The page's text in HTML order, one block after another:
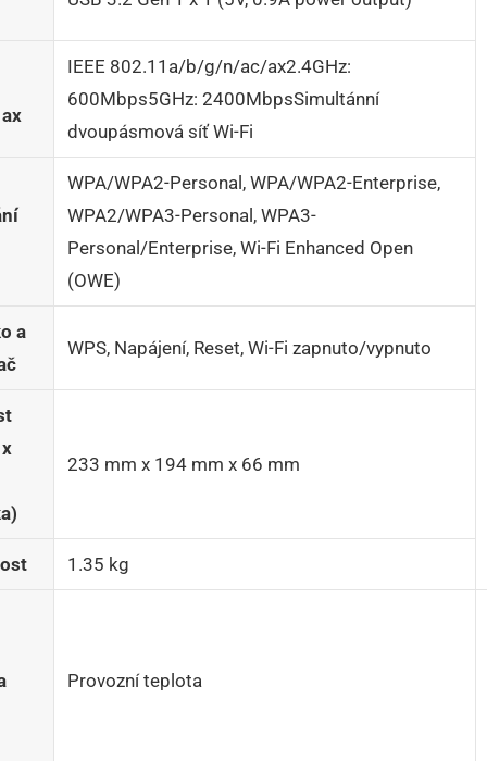
IEEE 802.11a/b/g/n/ac/ax2.4GHz:
600Mbps5GHz: 2400MbpsSimultánní
dvoupásmová síť Wi-Fi
WPA/WPA2-Personal, WPA/WPA2-Enterprise,
WPA2/WPA3-Personal, WPA3-
Personal/Enterprise, Wi-Fi Enhanced Open
(OWE)
a
WPS, Napájení, Reset, Wi-Fi zapnuto/vypnuto
233 mm x 194 mm x 66 mm
1.35 kg
Provozní teplota